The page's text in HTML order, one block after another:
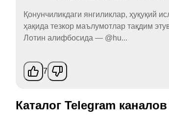
Қонунчиликдаги янгиликлар, ҳуқуқий
ҳақида тезкор маълумотлар тақдим
Лотин алифбосида — @hu...
7
Каталог Telegram